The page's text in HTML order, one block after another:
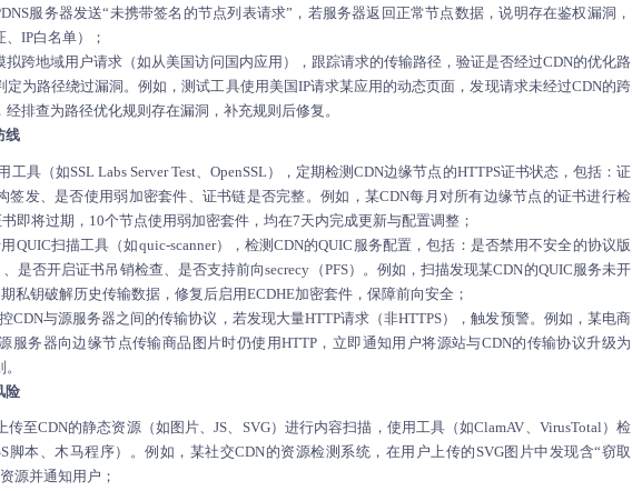
服务器发送“未携带签名的节点列表请求”，若服务器返回正常节点数据，说明存在鉴权漏洞，
IP白名单）；
拟跨地域用户请求（如从美国访问国内应用），跟踪请求的传输路径，验证是否经过CDN的优化路
为路径绕过漏洞。例如，测试工具使用美国IP请求某应用的动态页面，发现请求未经过CDN的跨
排查为路径优化规则存在漏洞，补充规则后修复。
线
工具（如SSL Labs Server Test、OpenSSL），定期检测CDN边缘节点的HTTPS证书状态，包括：证
签发、是否使用弱加密套件、证书链是否完整。例如，某CDN每月对所有边缘节点的证书进行检
即将过期，10个节点使用弱加密套件，均在7天内完成更新与配置调整；
QUIC扫描工具（如quic-scanner），检测CDN的QUIC服务配置，包括：是否禁用不安全的协议版
是否开启证书吊销检查、是否支持前向secrecy（PFS）。例如，扫描发现某CDN的QUIC服务未开
私钥破解历史传输数据，修复后启用ECDHE加密套件，保障前向安全；
CDN与源服务器之间的传输协议，若发现大量HTTP请求（非HTTPS），触发预警。例如，某电商
服务器向边缘节点传输商品图片时仍使用HTTP，立即通知用户将源站与CDN的传输协议升级为
险
传至CDN的静态资源（如图片、JS、SVG）进行内容扫描，使用工具（如ClamAV、VirusTotal）检
脚本、木马程序）。例如，某社交CDN的资源检测系统，在用户上传的SVG图片中发现含“窃取
源并通知用户；